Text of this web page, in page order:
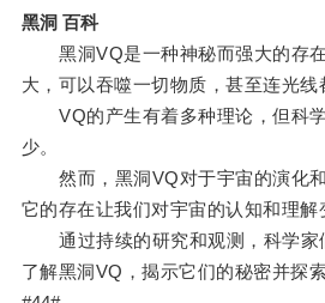
黑洞 百科
黑洞VQ是一种神秘而强大的存在
大，可以吞噬一切物质，甚至连光线
VQ的产生有着多种理论，但科学
少。
然而，黑洞VQ对于宇宙的演化和
它的存在让我们对宇宙的认知和理解
通过持续的研究和观测，科学家
了解黑洞VQ，揭示它们的秘密并探